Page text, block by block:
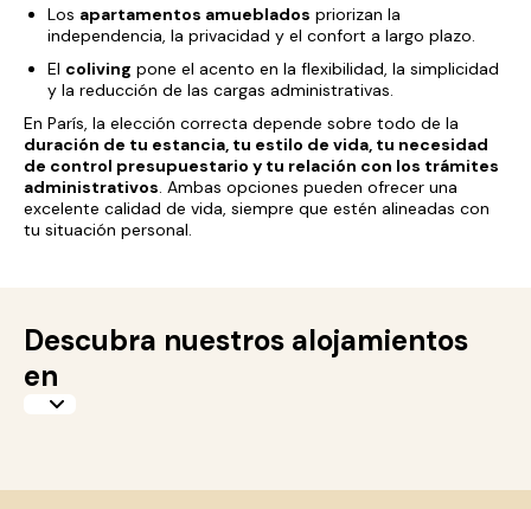
Los apartamentos amueblados priorizan la
independencia, la privacidad y el confort a largo plazo.
El coliving pone el acento en la flexibilidad, la simplicidad
y la reducción de las cargas administrativas.
En París, la elección correcta depende sobre todo de la
duración de tu estancia, tu estilo de vida, tu necesidad
de control presupuestario y tu relación con los trámites
administrativos. Ambas opciones pueden ofrecer una
excelente calidad de vida, siempre que estén alineadas con
tu situación personal.
Descubra nuestros alojamientos
en